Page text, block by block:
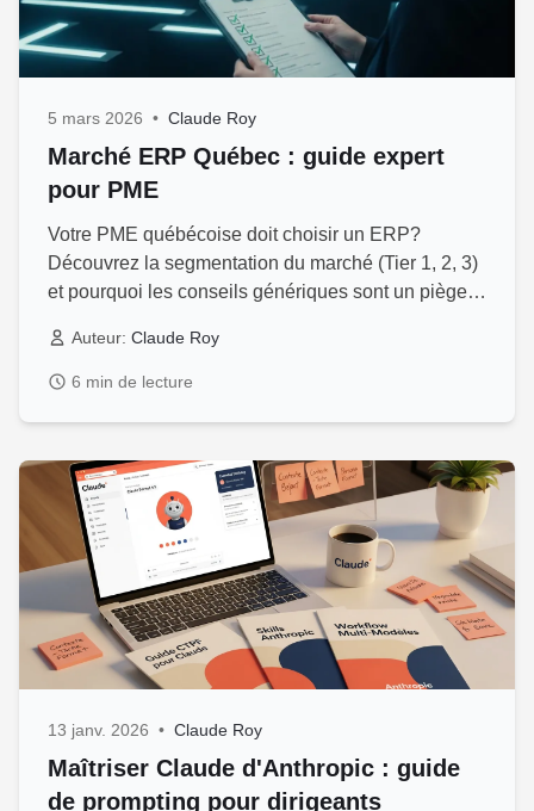
5 mars 2026 • Claude Roy
Marché ERP Québec : guide expert
pour PME
Votre PME québécoise doit choisir un ERP?
Découvrez la segmentation du marché (Tier 1, 2, 3)
et pourquoi les conseils génériques sont un piège.
Auteur: Claude Roy
6 min de lecture
13 janv. 2026 • Claude Roy
Maîtriser Claude d'Anthropic : guide
de prompting pour dirigeants